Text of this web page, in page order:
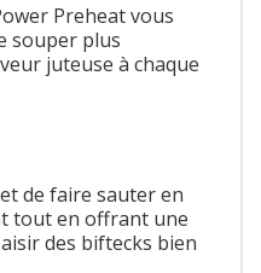
Preheat vous
souper plus
juteuse à chaque
de faire sauter en
tout en offrant une
des biftecks bien